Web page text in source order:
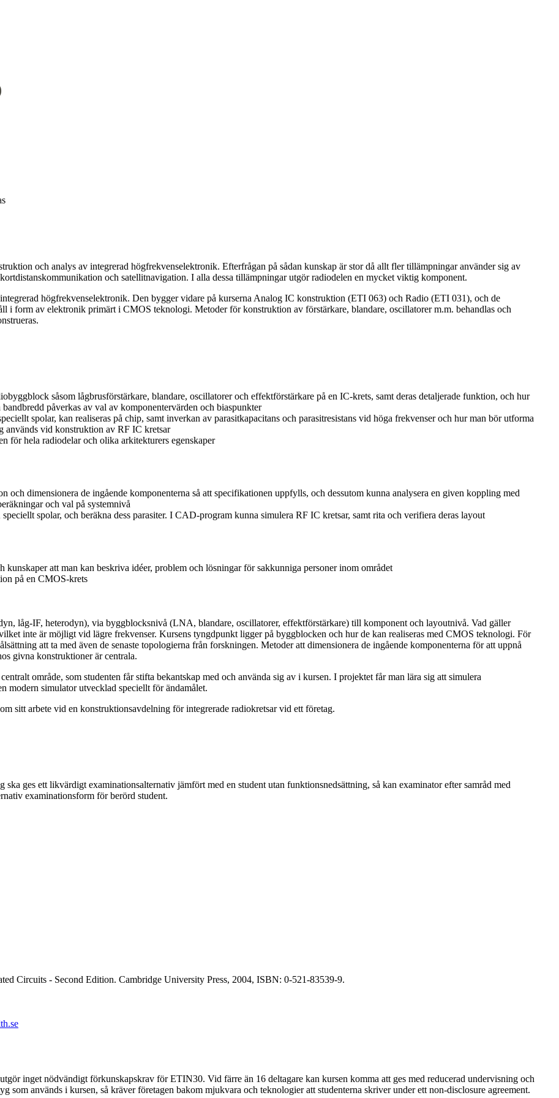
och analys av integrerad högfrekvenselektronik. Efterfrågan på sådan kunskap är stor då allt fler tillämpningar använder sig av
och satellitnavigation. I alla dessa tillämpningar utgör radiodelen en mycket viktig komponent.
högfrekvenselektronik. Den bygger vidare på kurserna Analog IC konstruktion (ETI 063) och Radio (ETI 031), och de
i form av elektronik primärt i CMOS teknologi. Metoder för konstruktion av förstärkare, blandare, oscillatorer m.m. behandlas och
såsom lågbrusförstärkare, blandare, oscillatorer och effektförstärkare på en IC-krets, samt deras detaljerade funktion, och hur
påverkas av val av komponentervärden och biaspunkter
spolar, kan realiseras på chip, samt inverkan av parasitkapacitans och parasitresistans vid höga frekvenser och hur man bör utforma
används vid konstruktion av RF IC kretsar
för hela radiodelar och olika arkitekturers egenskaper
dimensionera de ingående komponenterna så att specifikationen uppfylls, och dessutom kunna analysera en given koppling med
och val på systemnivå
spolar, och beräkna dess parasiter. I CAD-program kunna simulera RF IC kretsar, samt rita och verifiera deras layout
att man kan beskriva idéer, problem och lösningar för sakkunniga personer inom området
på en CMOS-krets
låg-IF, heterodyn), via byggblocksnivå (LNA, blandare, oscillatorer, effektförstärkare) till komponent och layoutnivå. Vad gäller
inte är möjligt vid lägre frekvenser. Kursens tyngdpunkt ligger på byggblocken och hur de kan realiseras med CMOS teknologi. För
att ta med även de senaste topologierna från forskningen. Metoder att dimensionera de ingående komponenterna för att uppnå
givna konstruktioner är centrala.
område, som studenten får stifta bekantskap med och använda sig av i kursen. I projektet får man lära sig att simulera
modern simulator utvecklad speciellt för ändamålet.
sitt arbete vid en konstruktionsavdelning för integrerade radiokretsar vid ett företag.
ges ett likvärdigt examinationsalternativ jämfört med en student utan funktionsnedsättning, så kan examinator efter samråd med
examinationsform för berörd student.
Circuits - Second Edition. Cambridge University Press, 2004, ISBN: 0-521-83539-9.
inget nödvändigt förkunskapskrav för ETIN30. Vid färre än 16 deltagare kan kursen komma att ges med reducerad undervisning och
som används i kursen, så kräver företagen bakom mjukvara och teknologier att studenterna skriver under ett non-disclosure agreement.